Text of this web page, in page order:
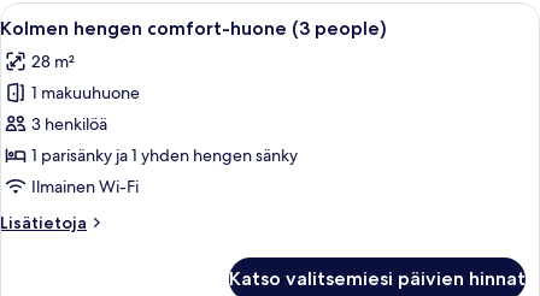
Avaa
kaikki
huonetyypin
Kolmen
hengen
comfort-
huone
people)
Moderni makuuhuone, jossa on
11
Kolmen hengen comfort-huone (3 people)
28 m²
1 makuuhuone
3 henkilöä
1 parisänky ja 1 yhden hengen sänky
Ilmainen Wi-Fi
Lisätietoja
Lisätietoja
Katso valitsemiesi päivien hinnat